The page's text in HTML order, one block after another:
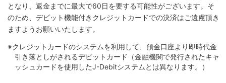
となり、返金までに最大で60日を要する可能性がございます。そ
のため、デビット機能付きクレジットカードでの決済はご遠慮頂き
ますようお願いいたします。
※クレジットカードのシステムを利用して、預金口座より即時代金
引き落としがされるデビットカード（金融機関で発行されたキャ
ッシュカードを使用したJ-Debitシステムとは異なります。）